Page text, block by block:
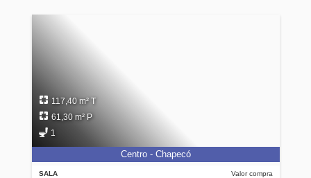
SALA Valor compra
117,40 m² T
61,30 m² P
1
Centro - Chapecó